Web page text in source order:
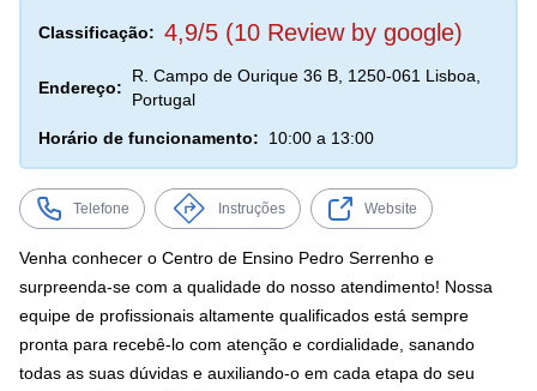
Classificação: 4,9/5 (10 Review by google)
Endereço:
R. Campo de Ourique 36 B, 1250-061 Lisboa,
Portugal
Horário de funcionamento:
10:00 a 13:00
Telefone Instruções Website
Venha conhecer o Centro de Ensino Pedro Serrenho e
surpreenda-se com a qualidade do nosso atendimento! Nossa
equipe de profissionais altamente qualificados está sempre
pronta para recebê-lo com atenção e cordialidade, sanando
todas as suas dúvidas e auxiliando-o em cada etapa do seu